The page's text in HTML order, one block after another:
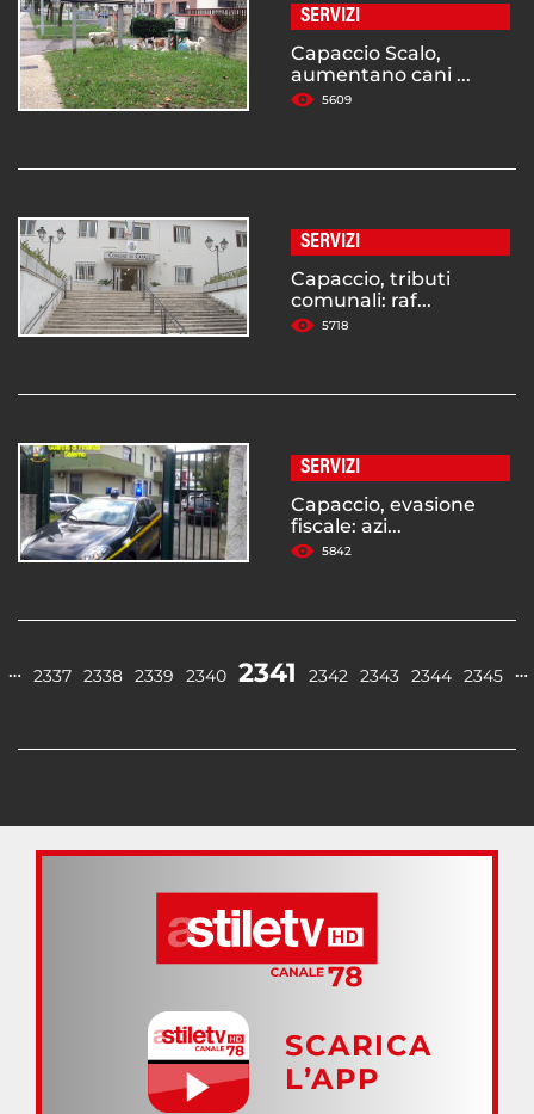
SERVIZI
Capaccio Scalo,
aumentano cani ...
5609
SERVIZI
Capaccio, tributi
comunali: raf...
5718
SERVIZI
Capaccio, evasione
fiscale: azi...
5842
… 2337 2338 2339 2340 2341 2342 2343 2344 2345 …
SCARICA
L’APP